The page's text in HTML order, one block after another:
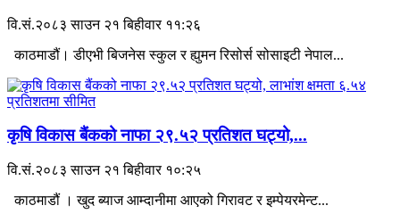
वि.सं.२०८३ साउन २१ बिहीवार ११:२६
काठमाडौं। डीएभी बिजनेस स्कुल र ह्युमन रिसोर्स सोसाइटी नेपाल...
कृषि विकास बैंकको नाफा २९.५२ प्रतिशत घट्यो,...
वि.सं.२०८३ साउन २१ बिहीवार १०:२५
काठमाडौं । खुद ब्याज आम्दानीमा आएको गिरावट र इम्पेयरमेन्ट...